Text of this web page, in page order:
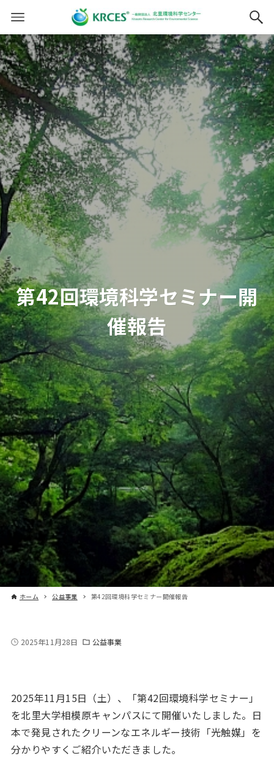
第42回環境科学セミナー開
催報告
ホーム 公益事業 第42回環境科学セミナー開催報告
2025年11月28日 公益事業
2025年11月15日（土）、「第42回環境科学セミナー」
を北里大学相模原キャンパスにて開催いたしました。日
本で発見されたクリーンなエネルギー技術「光触媒」を
分かりやすくご紹介いただきました。